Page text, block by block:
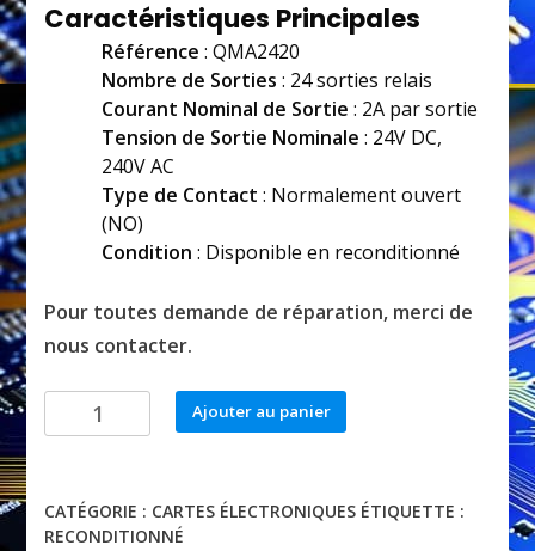
Caractéristiques Principales
Référence : QMA2420
Nombre de Sorties : 24 sorties relais
Courant Nominal de Sortie : 2A par sortie
Tension de Sortie Nominale : 24V DC,
240V AC
Type de Contact : Normalement ouvert
(NO)
Condition : Disponible en reconditionné
Pour toutes demande de réparation, merci de
nous contacter.
quantité
de
Ajouter au panier
CATÉGORIE : CARTES ÉLECTRONIQUES ÉTIQUETTE :
RECONDITIONNÉ